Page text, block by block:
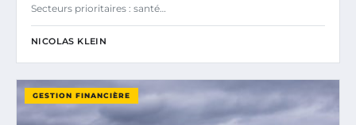
Secteurs prioritaires : santé…
NICOLAS KLEIN
GESTION FINANCIÈRE